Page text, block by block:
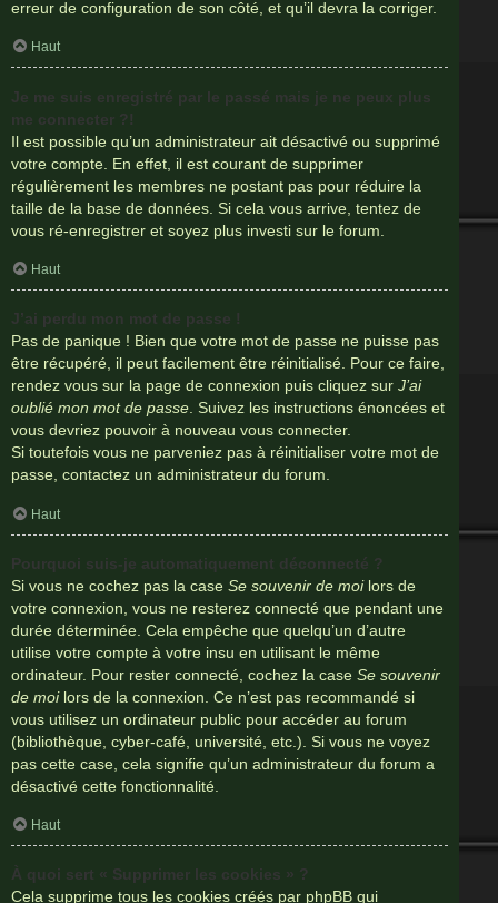
erreur de configuration de son côté, et qu’il devra la corriger.
Haut
Je me suis enregistré par le passé mais je ne peux plus
me connecter ?!
Il est possible qu’un administrateur ait désactivé ou supprimé
votre compte. En effet, il est courant de supprimer
régulièrement les membres ne postant pas pour réduire la
taille de la base de données. Si cela vous arrive, tentez de
vous ré-enregistrer et soyez plus investi sur le forum.
Haut
J’ai perdu mon mot de passe !
Pas de panique ! Bien que votre mot de passe ne puisse pas
être récupéré, il peut facilement être réinitialisé. Pour ce faire,
rendez vous sur la page de connexion puis cliquez sur J’ai
oublié mon mot de passe. Suivez les instructions énoncées et
vous devriez pouvoir à nouveau vous connecter.
Si toutefois vous ne parveniez pas à réinitialiser votre mot de
passe, contactez un administrateur du forum.
Haut
Pourquoi suis-je automatiquement déconnecté ?
Si vous ne cochez pas la case Se souvenir de moilors de
votre connexion, vous ne resterez connecté que pendant une
durée déterminée. Cela empêche que quelqu’un d’autre
utilise votre compte à votre insu en utilisant le même
ordinateur. Pour rester connecté, cochez la case Se souvenir
de moilors de la connexion. Ce n’est pas recommandé si
vous utilisez un ordinateur public pour accéder au forum
(bibliothèque, cyber-café, université, etc.). Si vous ne voyez
pas cette case, cela signifie qu’un administrateur du forum a
désactivé cette fonctionnalité.
Haut
À quoi sert « Supprimer les cookies » ?
Cela supprime tous les cookies créés par phpBB qui